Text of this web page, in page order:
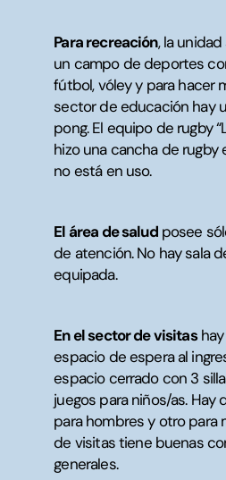
Para recreación, la
un campo de deportes
fútbol, vóley y para hacer
sector de educación hay
pong. El equipo de rugby
hizo una cancha de rugby
no está en uso.
El área de saludposee
de atención. No hay sala
equipada.
En el sector de visitashay
espacio de espera al
espacio cerrado con 3
juegos para niños/as. Hay
para hombres y otro para
de visitas tiene buenas
generales.